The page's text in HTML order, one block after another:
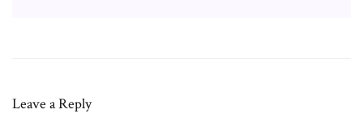
Leave a Reply